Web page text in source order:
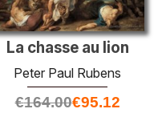
La chasse au lion
Peter Paul Rubens
€164.00€95.12